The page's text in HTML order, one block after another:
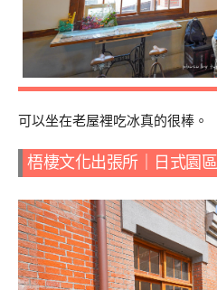
可以坐在老屋裡吃冰真的很棒。
梧棲文化出張所｜日式園區